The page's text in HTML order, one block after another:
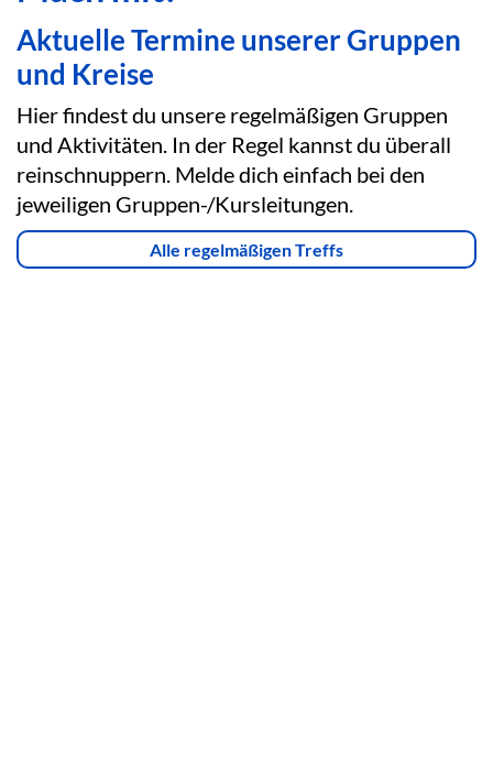
Aktuelle Termine unserer Gruppen
und Kreise
Hier findest du unsere regelmäßigen Gruppen
und Aktivitäten. In der Regel kannst du überall
reinschnuppern. Melde dich einfach bei den
jeweiligen Gruppen-/Kursleitungen.
Alle regelmäßigen Treffs